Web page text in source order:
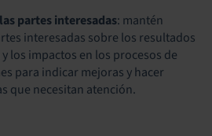
partes interesadas: mantén
interesadas sobre los resultados
los impactos en los procesos de
para indicar mejoras y hacer
que necesitan atención.